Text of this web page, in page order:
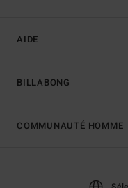
AIDE
BILLABONG
COMMUNAUTÉ HOMME